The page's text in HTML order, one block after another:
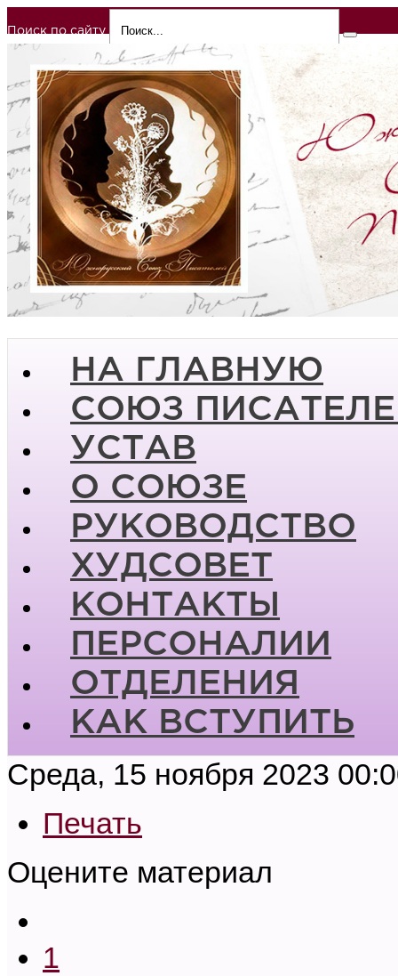
Поиск по сайту
НА ГЛАВНУЮ
СОЮЗ
УСТАВ
О СОЮЗЕ
РУКОВОДСТВО
ХУДСОВЕТ
КОНТАКТЫ
ПЕРСОНАЛИИ
ОТДЕЛЕНИЯ
КАК ВСТУПИТЬ
Среда, 15 ноября 2023
Печать
Оцените материал
1